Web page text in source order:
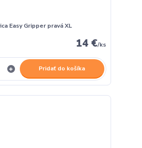
Easy Gripper pravá XL
14 €/ks
Pridať do košíka